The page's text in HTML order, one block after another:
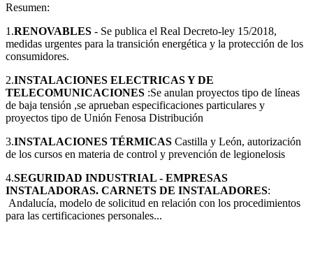
Resumen:
1.RENOVABLES - Se publica el Real Decreto-ley 15/2018,
medidas urgentes para la transición energética y la protección de los
consumidores.
2.INSTALACIONES ELECTRICAS Y DE
TELECOMUNICACIONES :Se anulan proyectos tipo de líneas
de baja tensión ,se aprueban especificaciones particulares y
proyectos tipo de Unión Fenosa Distribución
3.INSTALACIONES TÉRMICAS Castilla y León, autorización
de los cursos en materia de control y prevención de legionelosis
4.SEGURIDAD INDUSTRIAL - EMPRESAS
INSTALADORAS. CARNETS DE INSTALADORES:
Andalucía, modelo de solicitud en relación con los procedimientos
para las certificaciones personales...